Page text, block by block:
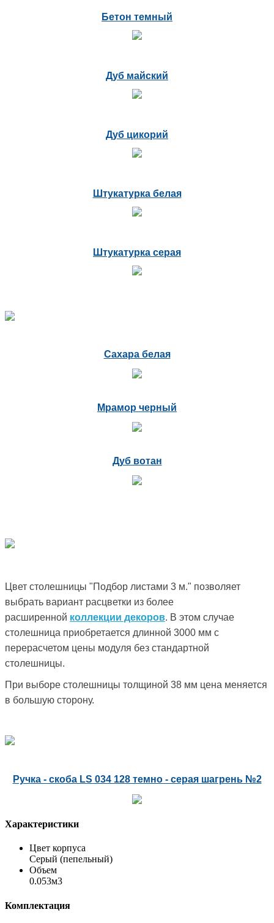
Бетон темный
Дуб майский
Дуб цикорий
Штукатурка белая
Штукатурка серая
Сахара белая
Мрамор черный
Дуб вотан
Цвет столешницы "Подбор листами 3 м." позволяет
выбрать вариант расцветки из более
расширенной коллекции декоров. В этом случае
столешница приобретается длинной 3000 мм с
перерасчетом цены модуля без стандартной
столешницы.
При выборе столешницы толщиной 38 мм цена меняется
в большую сторону.
Ручка - скоба LS 034 128 темно - серая шагрень №2
Характеристики
Цвет корпуса
Серый (пепельный)
Объем
0.053м3
Комплектация